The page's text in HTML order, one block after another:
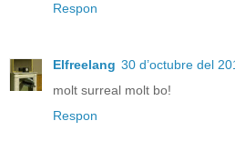
Respon
Elfreelang 30 d’octubre del
molt surreal molt bo!
Respon